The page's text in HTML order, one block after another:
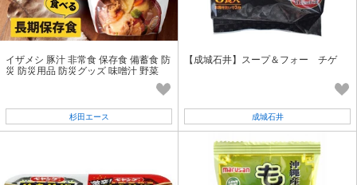
イザメシ 豚汁 非常食 保存食 備蓄食 防
災 防災用品 防災グッズ 味噌汁 野菜
杉田エース
【成城石井】スープ＆フォー チゲ
成城石井